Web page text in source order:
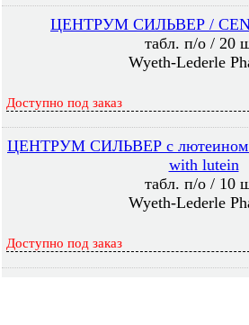
ЦЕНТРУМ СИЛЬВЕР /
табл. п/о / 20
Wyeth-Lederle
Доступно под заказ
ЦЕНТРУМ СИЛЬВЕР с лютеином
with lutein
табл. п/о / 10
Wyeth-Lederle
Доступно под заказ